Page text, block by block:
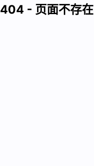
404 - 页面不存在